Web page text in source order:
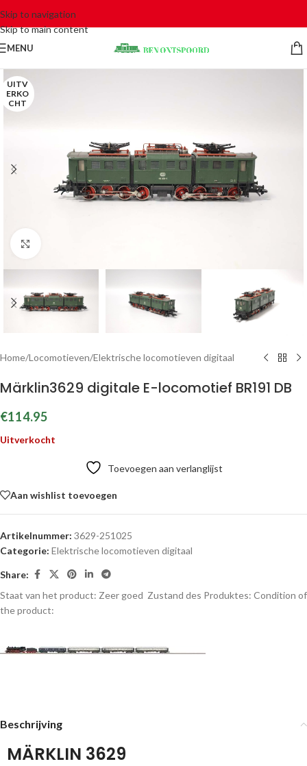
Skip to navigation
Skip to main content
MENU
UITV
ERKO
CHT
Home/Locomotieven/Elektrische locomotieven digitaal
Märklin3629 digitale E-locomotief BR191 DB
€114.95
Uitverkocht
Toevoegen aan verlanglijst
Aan wishlist toevoegen
Artikelnummer: 3629-251025
Categorie: Elektrische locomotieven digitaal
Share:
Staat van het product: Zeer goed Zustand des Produktes: Condition of
the product:
Beschrijving
MÄRKLIN 3629